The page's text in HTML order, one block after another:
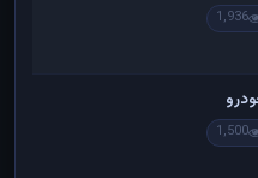
1,936
1,500